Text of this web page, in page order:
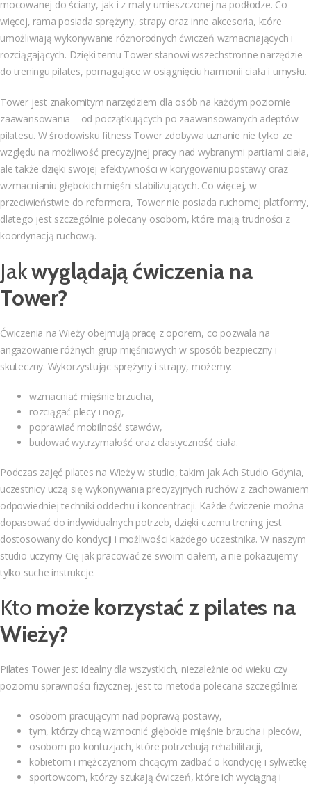
mocowanej do ściany, jak i z maty umieszczonej na podłodze. Co
więcej, rama posiada sprężyny, strapy oraz inne akcesoria, które
umożliwiają wykonywanie różnorodnych ćwiczeń wzmacniających i
rozciągających. Dzięki temu Tower stanowi wszechstronne narzędzie
do treningu pilates, pomagające w osiągnięciu harmonii ciała i umysłu.
Tower jest znakomitym narzędziem dla osób na każdym poziomie
zaawansowania – od początkujących po zaawansowanych adeptów
pilatesu. W środowisku fitness Tower zdobywa uznanie nie tylko ze
względu na możliwość precyzyjnej pracy nad wybranymi partiami ciała,
ale także dzięki swojej efektywności w korygowaniu postawy oraz
wzmacnianiu głębokich mięśni stabilizujących. Co więcej, w
przeciwieństwie do reformera, Tower nie posiada ruchomej platformy,
dlatego jest szczególnie polecany osobom, które mają trudności z
koordynacją ruchową.
Jakwyglądają ćwiczenia na
Tower?
Ćwiczenia na Wieży obejmują pracę z oporem, co pozwala na
angażowanie różnych grup mięśniowych w sposób bezpieczny i
skuteczny. Wykorzystując sprężyny i strapy, możemy:
wzmacniać mięśnie brzucha,
rozciągać plecy i nogi,
poprawiać mobilność stawów,
budować wytrzymałość oraz elastyczność ciała.
Podczas zajęć pilates na Wieży w studio, takim jak Ach Studio Gdynia,
uczestnicy uczą się wykonywania precyzyjnych ruchów z zachowaniem
odpowiedniej techniki oddechu i koncentracji. Każde ćwiczenie można
dopasować do indywidualnych potrzeb, dzięki czemu trening jest
dostosowany do kondycji i możliwości każdego uczestnika. W naszym
studio uczymy Cię jak pracować ze swoim ciałem, a nie pokazujemy
tylko suche instrukcje.
Kto może korzystać z pilates na
Wieży?
Pilates Tower jest idealny dla wszystkich, niezależnie od wieku czy
poziomu sprawności fizycznej. Jest to metoda polecana szczególnie:
osobom pracującym nad poprawą postawy,
tym, którzy chcą wzmocnić głębokie mięśnie brzucha i pleców,
osobom po kontuzjach, które potrzebują rehabilitacji,
kobietom i mężczyznom chcącym zadbać o kondycję i sylwetkę
sportowcom, którzy szukają ćwiczeń, które ich wyciągną i